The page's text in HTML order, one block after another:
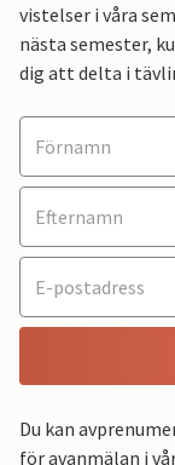
vistelser i våra
nästa semester,
dig att delta i
Du kan
för avanmälan i